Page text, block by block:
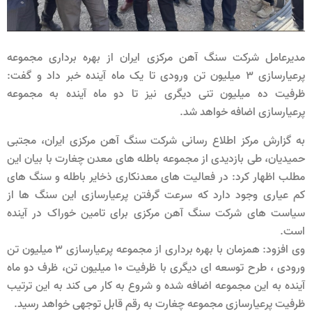
مدیرعامل شرکت سنگ آهن مرکزی ایران از بهره برداری مجموعه
پرعیارسازی ۳ میلیون تن ورودی تا یک ماه آینده خبر داد و گفت:
ظرفیت ده میلیون تنی دیگری نیز تا دو ماه آینده به مجموعه
پرعیارسازی اضافه خواهد شد.
به گزارش مرکز اطلاع رسانی شرکت سنگ آهن مرکزی ایران، مجتبی
حمیدیان، طی بازدیدی از مجموعه باطله های معدن چغارت با بیان این
مطلب اظهار کرد: در فعالیت های معدنکاری ذخایر باطله و سنگ های
کم عیاری وجود دارد که سرعت گرفتن پرعیارسازی این سنگ ها از
سیاست های شرکت سنگ آهن مرکزی برای تامین خوراک در آینده
است.
وی افزود: همزمان با بهره برداری از مجموعه پرعیارسازی ۳ میلیون تن
ورودی ، طرح توسعه ای دیگری با ظرفیت ۱۰ میلیون تن، ظرف دو ماه
آینده به این مجموعه اضافه شده و شروع به کار می کند به این ترتیب
ظرفیت پرعیارسازی مجموعه چغارت به رقم قابل توجهی خواهد رسید.